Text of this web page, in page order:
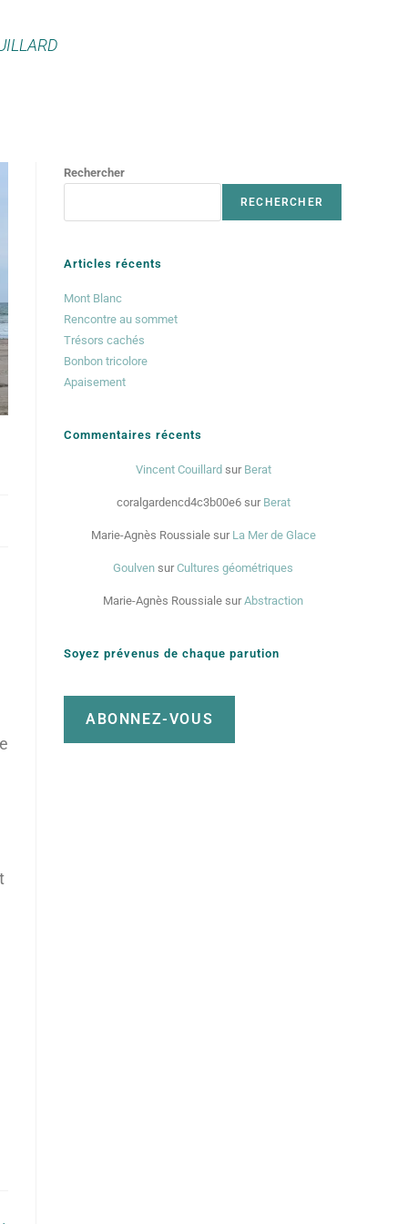
Rechercher
RECHERCHER
Articles récents
Mont Blanc
Rencontre au sommet
Trésors cachés
Bonbon tricolore
Apaisement
Commentaires récents
Vincent Couillard sur Berat
coralgardencd4c3b00e6sur Berat
Marie-Agnès Roussialesur La Mer de Glace
Goulven surCultures géométriques
Marie-Agnès Roussiale surAbstraction
Soyez prévenus de chaque parution
ABONNEZ-VOUS